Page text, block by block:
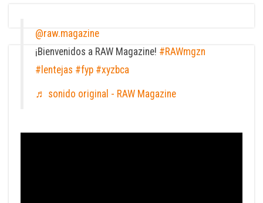
@raw.magazine
¡Bienvenidos a RAW Magazine! #RAWmgzn
#lentejas #fyp #xyzbca
♬ sonido original - RAW Magazine